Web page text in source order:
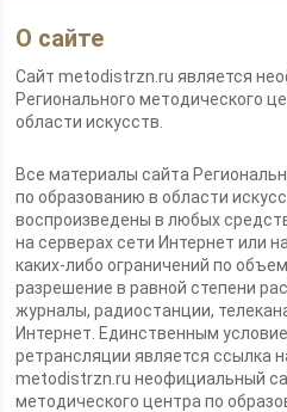
О сайте
Сайт metodistrzn.ru является
Регионального методического
области искусств.
Все материалы сайта
по образованию в области
воспроизведены в любых
на серверах сети Интернет или
каких-либо ограничений по
разрешение в равной степени
журналы, радиостанции,
Интернет. Единственным
ретрансляции является ссылка
metodistrzn.ru неофициальный
методического центра по